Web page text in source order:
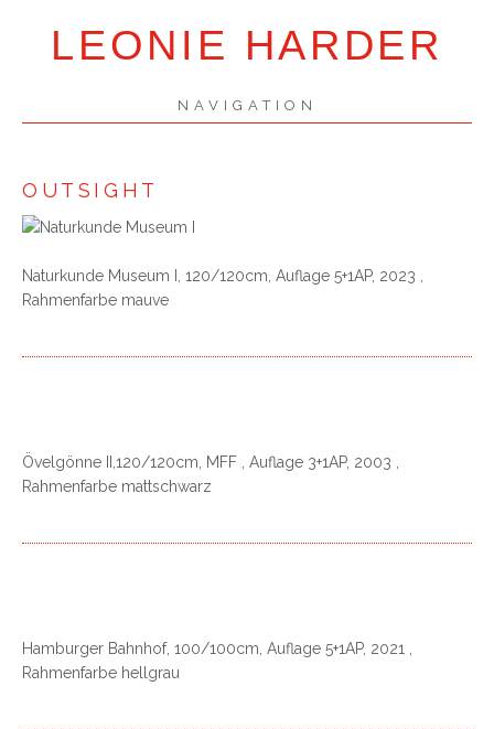
LEONIE HARDER
NAVIGATION
OUTSIGHT
Naturkunde Museum I, 120/120cm, Auflage 5+1AP, 2023 ,
Rahmenfarbe mauve
Övelgönne II,120/120cm, MFF , Auflage 3+1AP, 2003 ,
Rahmenfarbe mattschwarz
Hamburger Bahnhof, 100/100cm, Auflage 5+1AP, 2021 ,
Rahmenfarbe hellgrau